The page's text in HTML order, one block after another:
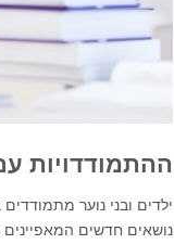
ההתמודדויות
ילדים ובני נוער
נושאים חדשים